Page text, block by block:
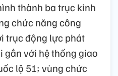
thành ba trục kinh
chức năng công
trục động lực phát
gắn với hệ thống giao
lộ 51; vùng chức